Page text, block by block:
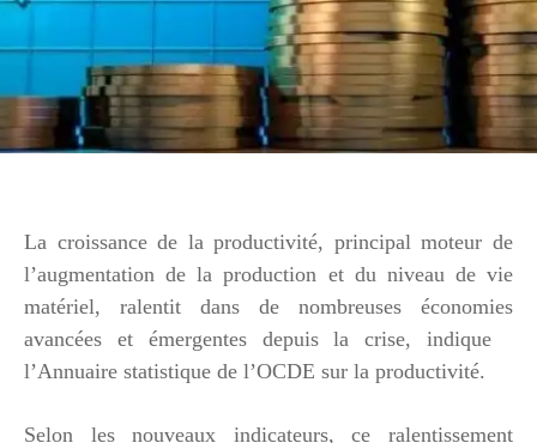
La croissance de la productivité, principal moteur de
l’augmentation de la production et du niveau de vie
matériel, ralentit dans de nombreuses économies
avancées et émergentes depuis la crise, indique
l’Annuaire statistique de l’OCDE sur la productivité.
Selon les nouveaux indicateurs, ce ralentissement